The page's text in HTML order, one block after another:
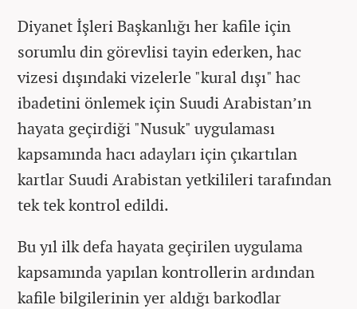
Diyanet İşleri Başkanlığı her kafile için
sorumlu din görevlisi tayin ederken, hac
vizesi dışındaki vizelerle "kural dışı" hac
ibadetini önlemek için Suudi Arabistan’ın
hayata geçirdiği "Nusuk" uygulaması
kapsamında hacı adayları için çıkartılan
kartlar Suudi Arabistan yetkilileri tarafından
tek tek kontrol edildi.
Bu yıl ilk defa hayata geçirilen uygulama
kapsamında yapılan kontrollerin ardından
kafile bilgilerinin yer aldığı barkodlar